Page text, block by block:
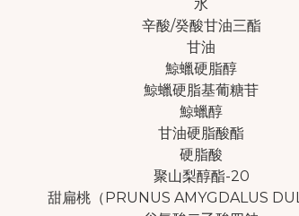
水
辛酸/癸酸甘油三酯
甘油
鯨蠟硬脂醇
鯨蠟硬脂基葡糖苷
鯨蠟醇
甘油硬脂酸酯
硬脂酸
聚山梨醇酯-20
甜扁桃（PRUNUS AMYGDALUS